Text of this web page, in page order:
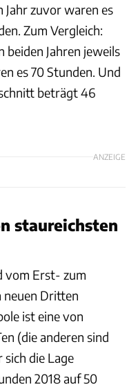
Jahr zuvor waren es
Zum Vergleich:
beiden Jahren jeweils
es 70 Stunden. Und
beträgt 46
ANZEIGE
staureichsten
vom Erst- zum
Dritten
ist eine von
(die anderen sind
die Lage
2018 auf 50